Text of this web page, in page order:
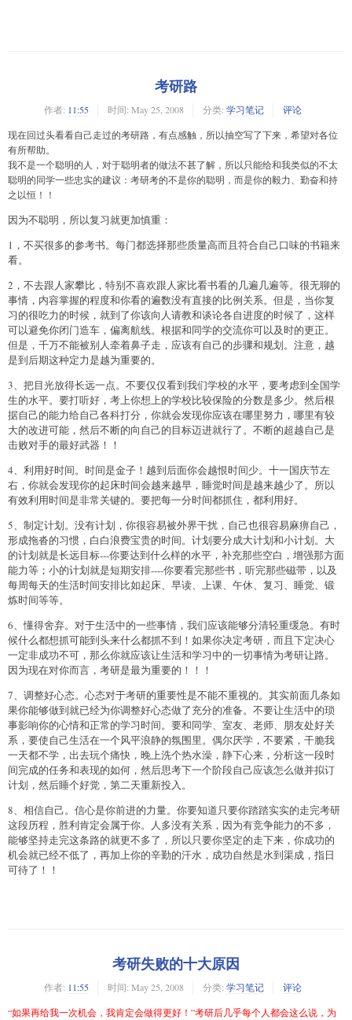
考研路
作者: 11:55 时间: May 25, 2008 分类: 学习笔记
评论
现在回过头看看自己走过的考研路，有点感触，所以抽空写了下来，希望对各位
有所帮助。
我不是一个聪明的人，对于聪明者的做法不甚了解，所以只能给和我类似的不太
聪明的同学一些忠实的建议： 考研考的不是你的聪明，而是你的毅力、勤奋和持
之以恒！！
因为不聪明，所以复习就更加慎重：
1，不买很多的参考书。每门都选择那些质量高而且符合自己口味的书籍来
看。
2，不去跟人家攀比，特别不喜欢跟人家比看书看的几遍几遍等。很无聊的
事情，内容掌握的程度和你看的遍数没有直接的比例关系。但是，当你复
习的很吃力的时候，就到了你该向人请教和谈论各自进度的时候了，这样
可以避免你闭门造车，偏离航线。根据和同学的交流你可以及时的更正。
但是，千万不能被别人牵着鼻子走，应该有自己的步骤和规划。注意，越
是到后期这种定力是越为重要的。
3、把目光放得长远一点。不要仅仅看到我们学校的水平，要考虑到全国学
生的水平。要打听好，考上你想上的学校比较保险的分数是多少。然后根
据自己的能力给自己各科打分，你就会发现你应该在哪里努力，哪里有较
大的改进可能，然后不断的向自己的目标迈进就行了。不断的超越自己是
击败对手的最好武器！！
4、利用好时间。时间是金子！越到后面你会越恨时间少。十一国庆节左
右，你就会发现你的起床时间会越来越早，睡觉时间是越来越少了。所以
有效利用时间是非常关键的。要把每一分时间都抓住，都利用好。
5、制定计划。没有计划，你很容易被外界干扰，自己也很容易麻痹自己，
形成拖沓的习惯，白白浪费宝贵的时间。计划要分成大计划和小计划。大
的计划就是长远目标---你要达到什么样的水平，补充那些空白，增强那方面
能力等；小的计划就是短期安排----你要看完那些书，听完那些磁带，以及
每周每天的生活时间安排比如起床、早读、上课、午休、复习、睡觉、锻
炼时间等等。
6、懂得舍弃。对于生活中的一些事情，我们应该能够分清轻重缓急。有时
候什么都想抓可能到头来什么都抓不到！如果你决定考研，而且下定决心
一定非成功不可，那么你就应该让生活和学习中的一切事情为考研让路。
因为现在对你而言，考研是最为重要的！！！
7、调整好心态。心态对于考研的重要性是不能不重视的。其实前面几条如
果你能够做到就已经为你调整好心态做了充分的准备。不要让生活中的琐
事影响你的心情和正常的学习时间。要和同学、室友、老师、朋友处好关
系，要使自己生活在一个风平浪静的氛围里。偶尔厌学，不要紧，干脆我
一天都不学，出去玩个痛快，晚上洗个热水澡，静下心来，分析这一段时
间完成的任务和表现的如何，然后思考下一个阶段自己应该怎么做并拟订
计划，然后睡个好觉，第二天重新投入。
8、相信自己。信心是你前进的力量。你要知道只要你踏踏实实的走完考研
这段历程，胜利肯定会属于你。人多没有关系，因为有竞争能力的不多，
能够坚持走完这条路的就更不多了，所以只要你坚定的走下来，你成功的
机会就已经不低了，再加上你的辛勤的汗水，成功自然是水到渠成，指日
可待了！！
考研失败的十大原因
作者: 11:55 时间: May 25, 2008 分类: 学习笔记
评论
“如果再给我一次机会，我肯定会做得更好！”考研后几乎每个人都会这么说，为